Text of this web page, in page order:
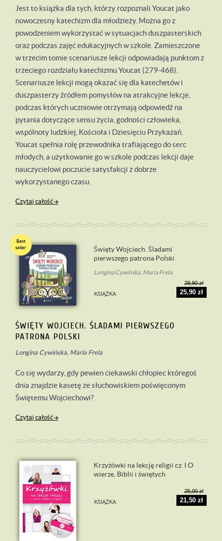
Jest to książka dla tych, którzy rozpoznali Youcat jako
nowoczesny katechizm dla młodzieży. Można go z
powodzeniem wykorzystać w sytuacjach duszpasterskich
oraz podczas zajęć edukacyjnych w szkole. Zamieszczone
w trzecim tomie scenariusze lekcji odpowiadają punktom z
trzeciego rozdziału katechizmu Youcat (279-468).
Scenariusze lekcji mogą okazać się dla katechetów i
duszpasterzy źródłem pomysłów na atrakcyjne lekcje,
podczas których uczniowie otrzymają odpowiedź na
pytania dotyczące sensu życia, godności człowieka,
wspólnoty ludzkiej, Kościoła i Dziesięciu Przykazań.
Youcat spełnia rolę przewodnika trafiającego do serc
młodych, a użytkowanie go w szkole podczas lekcji daje
nauczycielowi poczucie satysfakcji z dobrze
wykorzystanego czasu.
Czytaj całość
Best
seller
Święty Wojciech. Śladami
pierwszego patrona Polski
Longina Cywińska, Maria Frela
KSIĄŻKA
29,90 zł
25,90 zł
ŚWIĘTY WOJCIECH. ŚLADAMI PIERWSZEGO
PATRONA POLSKI
Longina Cywińska, Maria Frela
Co się wydarzy, gdy pewien ciekawski chłopiec któregoś
dnia znajdzie kasetę ze słuchowiskiem poświęconym
Świętemu Wojciechowi?
Czytaj całość
Krzyżówki na lekcję religii cz. I O
wierze, Biblii i świętych
KSIĄŻKA
25,00 zł
21,50 zł